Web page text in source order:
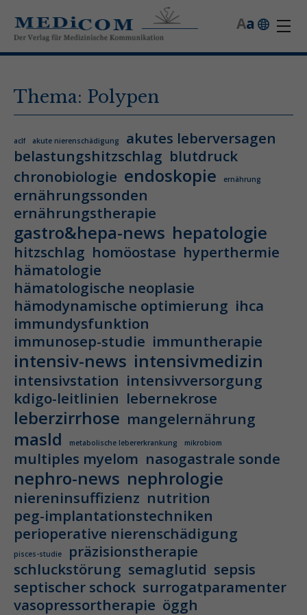
a
A
Thema: Polypen
aclf akute nierenschädigung
akutes leberversagen
belastungshitzschlag blutdruck
chronobiologie endoskopie ernährung
ernährungssonden
ernährungstherapie
gastro&hepa-news hepatologie
hitzschlag homöostase hyperthermie
hämatologie
hämatologische neoplasie
hämodynamische optimierung ihca
immundysfunktion
immunosep-studie immuntherapie
intensiv-news intensivmedizin
intensivstation intensivversorgung
kdigo-leitlinien lebernekrose
leberzirrhose mangelernährung
masld metabolische lebererkrankung mikrobiom
multiples myelom nasogastrale sonde
nephro-news nephrologie
niereninsuffizienz nutrition
peg-implantationstechniken
perioperative nierenschädigung
pisces-studie
präzisionstherapie
schluckstörung semaglutid sepsis
septischer schock surrogatparamenter
vasopressortherapie öggh